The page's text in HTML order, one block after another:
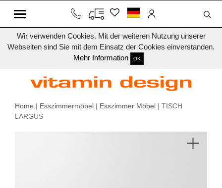
Wir verwenden Cookies. Mit der weiteren Nutzung unserer
Webseiten sind Sie mit dem Einsatz der Cookies einverstanden.
Mehr Information
OK
Home | Esszimmermöbel | Esszimmer Möbel | TISCH
LARGUS